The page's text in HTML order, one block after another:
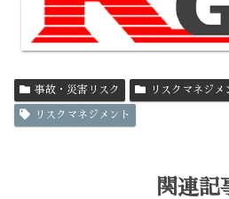
事故・災害リスク リスクマネジメ
リスクマネジメント
関連記